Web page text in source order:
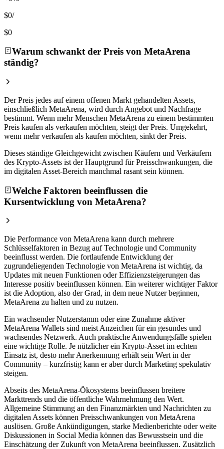
$0/
$0
Warum schwankt der Preis von MetaArena
ständig?
Der Preis jedes auf einem offenen Markt gehandelten Assets,
einschließlich MetaArena, wird durch Angebot und Nachfrage
bestimmt. Wenn mehr Menschen MetaArena zu einem bestimmten
Preis kaufen als verkaufen möchten, steigt der Preis. Umgekehrt,
wenn mehr verkaufen als kaufen möchten, sinkt der Preis.
Dieses ständige Gleichgewicht zwischen Käufern und Verkäufern
des Krypto-Assets ist der Hauptgrund für Preisschwankungen, die
im digitalen Asset-Bereich manchmal rasant sein können.
Welche Faktoren beeinflussen die
Kursentwicklung von MetaArena?
Die Performance von MetaArena kann durch mehrere
Schlüsselfaktoren in Bezug auf Technologie und Community
beeinflusst werden. Die fortlaufende Entwicklung der
zugrundeliegenden Technologie von MetaArena ist wichtig, da
Updates mit neuen Funktionen oder Effizienzsteigerungen das
Interesse positiv beeinflussen können. Ein weiterer wichtiger Faktor
ist die Adoption, also der Grad, in dem neue Nutzer beginnen,
MetaArena zu halten und zu nutzen.
Ein wachsender Nutzerstamm oder eine Zunahme aktiver
MetaArena Wallets sind meist Anzeichen für ein gesundes und
wachsendes Netzwerk. Auch praktische Anwendungsfälle spielen
eine wichtige Rolle. Je nützlicher ein Krypto-Asset im echten
Einsatz ist, desto mehr Anerkennung erhält sein Wert in der
Community – kurzfristig kann er aber durch Marketing spekulativ
steigen.
Abseits des MetaArena-Ökosystems beeinflussen breitere
Markttrends und die öffentliche Wahrnehmung den Wert.
Allgemeine Stimmung an den Finanzmärkten und Nachrichten zu
digitalen Assets können Preisschwankungen von MetaArena
auslösen. Große Ankündigungen, starke Medienberichte oder weite
Diskussionen in Social Media können das Bewusstsein und die
Einschätzung der Zukunft von MetaArena beeinflussen. Zusätzlich